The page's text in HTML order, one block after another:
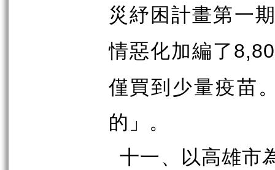
災紓困計畫第一
情惡化加編了
僅買到少量疫苗
的」。
十一、以高雄市